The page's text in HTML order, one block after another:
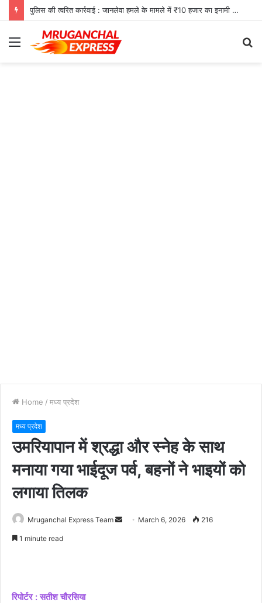
पुलिस की त्वरित कार्रवाई : जानलेवा हमले के मामले में ₹10 हजार का इनामी आरोपी गिरफ्तार
Menu
Home / मध्य प्रदेश
मध्य प्रदेश
उमरियापान में श्रद्धा और स्नेह के साथ
मनाया गया भाईदूज पर्व, बहनों ने भाइयों को
लगाया तिलक
Mruganchal Express Team
Send March 6, 2026 216
1 minute read
रिपोर्टर : सतीश चौरसिया